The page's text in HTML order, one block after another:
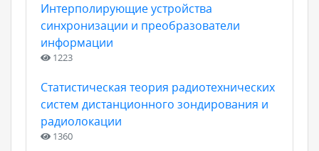
Интерполирующие устройства
синхронизации и преобразователи
информации
1223
Статистическая теория радиотехнических
систем дистанционного зондирования и
радиолокации
1360